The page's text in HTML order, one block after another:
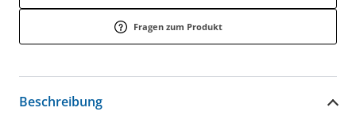
Fragen zum Produkt
Beschreibung